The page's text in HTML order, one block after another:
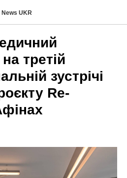
News UKR
третій
зустрічі
Re-